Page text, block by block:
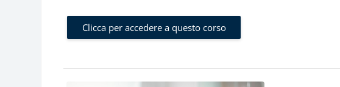
Clicca per accedere a questo corso